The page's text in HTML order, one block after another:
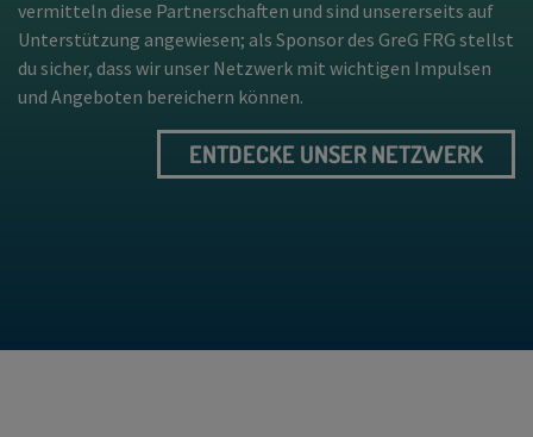
vermitteln diese Partnerschaften und sind unsererseits auf
Unterstützung angewiesen; als Sponsor des GreG FRG stellst
du sicher, dass wir unser Netzwerk mit wichtigen Impulsen
und Angeboten bereichern können.
ENTDECKE UNSER NETZWERK